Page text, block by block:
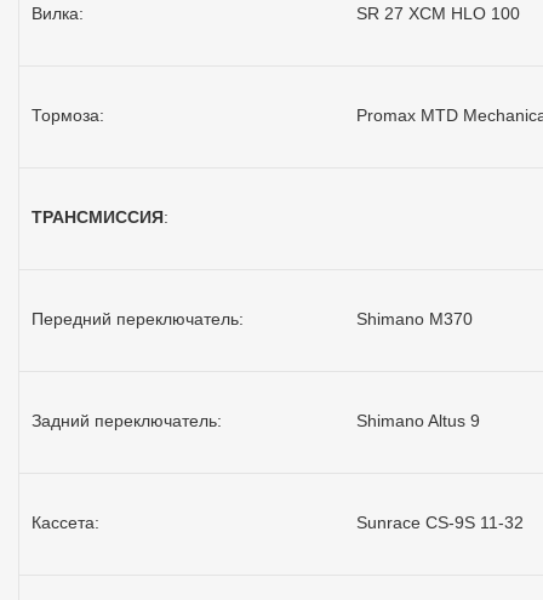
Вилка: SR 27 XCM HLO 100
Тормоза: Promax MTD
ТРАНСМИССИЯ:
Передний переключатель: Shimano M370
Задний переключатель: Shimano Altus 9
Кассета: Sunrace CS-9S 11-32